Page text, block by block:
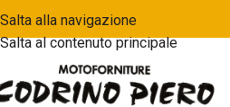
Salta alla navigazione
Salta al contenuto principale